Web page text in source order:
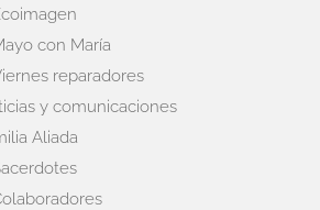
con María
reparadores
y comunicaciones
Aliada